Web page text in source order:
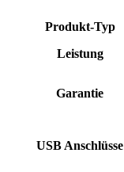
Produkt-Typ
Leistung
Garantie
USB Anschlüsse